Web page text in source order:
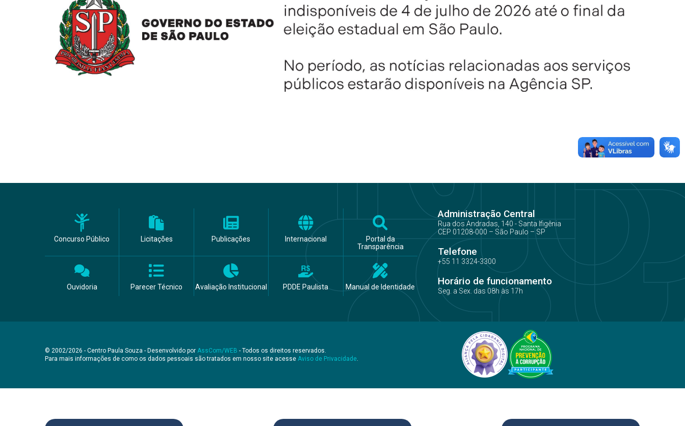
Concurso Público Licitações Publicações Internacional
Portal da
Transparência
Ouvidoria Parecer Técnico Avaliação Institucional PDDE Paulista Manual de Identidade
Administração Central
Rua dos Andradas, 140 - Santa Ifigênia
CEP 01208-000 – São Paulo – SP
Telefone
+55 11 3324-3300
Horário de funcionamento
Seg. a Sex. das 08h às 17h
© 2002/2026 - Centro Paula Souza - Desenvolvido por AssCom/WEB - Todos os direitos reservados.
Para mais informações de como os dados pessoais são tratados em nosso site acesse Aviso de Privacidade